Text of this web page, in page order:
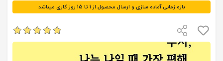
بازه زمانی آماده سازی و ارسال محصول از 1 تا 15 روز کاری میباشد